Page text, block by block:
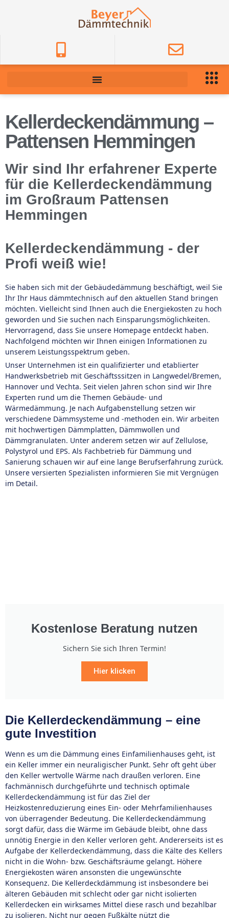
Kellerdeckendämmung –
Pattensen Hemmingen
Wir sind Ihr erfahrener Experte
für die Kellerdeckendämmung
im Großraum Pattensen
Hemmingen
Kellerdeckendämmung - der
Profi weiß wie!
Sie haben sich mit der Gebäudedämmung beschäftigt, weil Sie
Ihr Ihr Haus dämmtechnisch auf den aktuellen Stand bringen
möchten. Vielleicht sind Ihnen auch die Energiekosten zu hoch
geworden und Sie suchen nach Einsparungsmöglichkeiten.
Hervorragend, dass Sie unsere Homepage entdeckt haben.
Nachfolgend möchten wir Ihnen einigen Informationen zu
unserem Leistungsspektrum geben.
Unser Unternehmen ist ein qualifizierter und etablierter
Handwerksbetrieb mit Geschäftsssitzen in Langwedel/Bremen,
Hannover und Vechta. Seit vielen Jahren schon sind wir Ihre
Experten rund um die Themen Gebäude- und
Wärmedämmung. Je nach Aufgabenstellung setzen wir
verschiedene Dämmsysteme und -methoden ein. Wir arbeiten
mit hochwertigen Dämmplatten, Dämmwollen und
Dämmgranulaten. Unter anderem setzen wir auf Zellulose,
Polystyrol und EPS. Als Fachbetrieb für Dämmung und
Sanierung schauen wir auf eine lange Berufserfahrung zurück.
Unsere versierten Spezialisten informieren Sie mit Vergnügen
im Detail.
Kostenlose Beratung nutzen
Sichern Sie sich Ihren Termin!
Hier klicken
Die Kellerdeckendämmung – eine
gute Investition
Wenn es um die Dämmung eines Einfamilienhauses geht, ist
ein Keller immer ein neuraligischer Punkt. Sehr oft geht über
den Keller wertvolle Wärme nach draußen verloren. Eine
fachmännisch durchgeführte und technisch optimale
Kellerdeckendämmung ist für das Ziel der
Heizkostenreduzierung eines Ein- oder Mehrfamilienhauses
von überragender Bedeutung. Die Kellerdeckendämmung
sorgt dafür, dass die Wärme im Gebäude bleibt, ohne dass
unnötig Energie in den Keller verloren geht. Andererseits ist es
Aufgabe der Kellerdeckendämmung, dass die Kälte des Kellers
nicht in die Wohn- bzw. Geschäftsräume gelangt. Höhere
Energiekosten wären ansonsten die ungewünschte
Konsequenz. Die Kellerdeckdämmung ist insbesondere bei
älteren Gebäuden mit schlecht oder gar nicht isolierten
Kellerdecken ein wirksames Mittel diese rasch und bezahlbar
zu isolieren. Nicht nur gegen Fußkälte nützt die